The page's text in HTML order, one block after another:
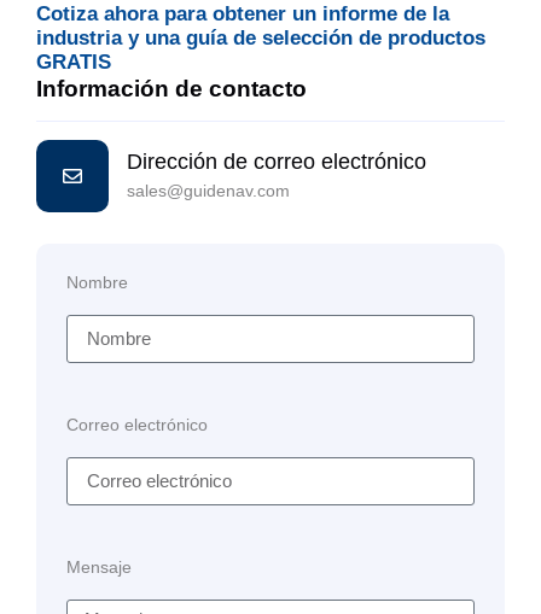
Cotiza ahora para obtener un informe de la
industria y una guía de selección de productos
GRATIS
Información de contacto
Dirección de correo electrónico
sales@guidenav.com
Nombre
Correo electrónico
Mensaje